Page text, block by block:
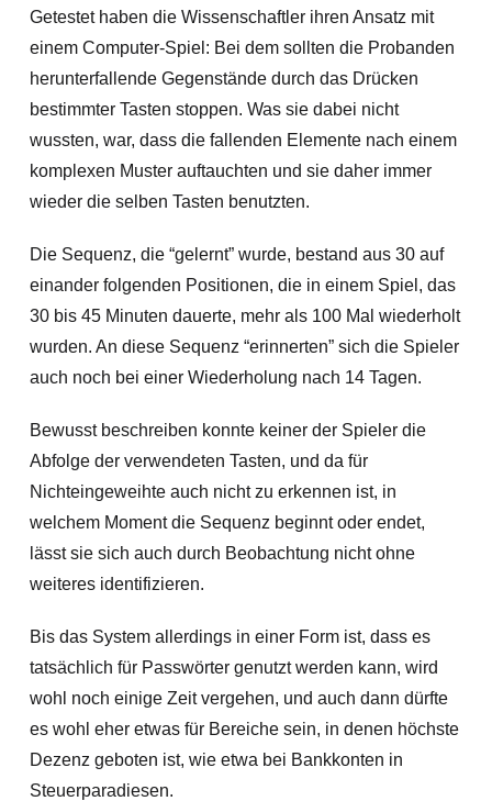
Getestet haben die Wissenschaftler ihren Ansatz mit
einem Computer-Spiel: Bei dem sollten die Probanden
herunterfallende Gegenstände durch das Drücken
bestimmter Tasten stoppen. Was sie dabei nicht
wussten, war, dass die fallenden Elemente nach einem
komplexen Muster auftauchten und sie daher immer
wieder die selben Tasten benutzten.
Die Sequenz, die “gelernt” wurde, bestand aus 30 auf
einander folgenden Positionen, die in einem Spiel, das
30 bis 45 Minuten dauerte, mehr als 100 Mal wiederholt
wurden. An diese Sequenz “erinnerten” sich die Spieler
auch noch bei einer Wiederholung nach 14 Tagen.
Bewusst beschreiben konnte keiner der Spieler die
Abfolge der verwendeten Tasten, und da für
Nichteingeweihte auch nicht zu erkennen ist, in
welchem Moment die Sequenz beginnt oder endet,
lässt sie sich auch durch Beobachtung nicht ohne
weiteres identifizieren.
Bis das System allerdings in einer Form ist, dass es
tatsächlich für Passwörter genutzt werden kann, wird
wohl noch einige Zeit vergehen, und auch dann dürfte
es wohl eher etwas für Bereiche sein, in denen höchste
Dezenz geboten ist, wie etwa bei Bankkonten in
Steuerparadiesen.